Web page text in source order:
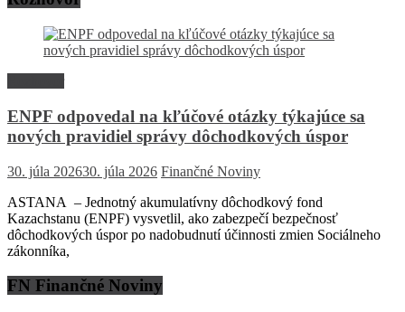
ENPF odpovedal na kľúčové otázky týkajúce sa
nových pravidiel správy dôchodkových úspor
30. júla 202630. júla 2026 Finančné Noviny
ASTANA – Jednotný akumulatívny dôchodkový fond
Kazachstanu (ENPF) vysvetlil, ako zabezpečí bezpečnosť
dôchodkových úspor po nadobudnutí účinnosti zmien Sociálneho
zákonníka,
FN Finančné Noviny